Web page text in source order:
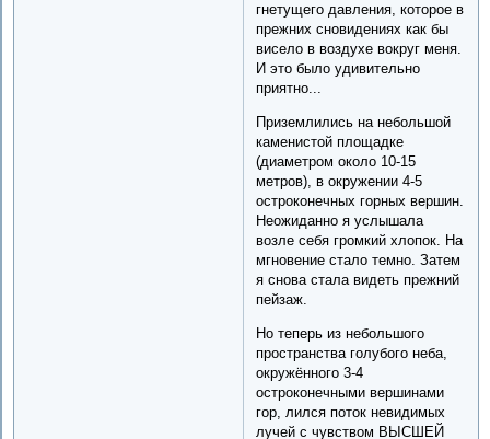
гнетущего давления, которое в
прежних сновидениях как бы
висело в воздухе вокруг меня.
И это было удивительно
приятно...
Приземлились на небольшой
каменистой площадке
(диаметром около 10-15
метров), в окружении 4-5
остроконечных горных вершин.
Неожиданно я услышала
возле себя громкий хлопок. На
мгновение стало темно. Затем
я снова стала видеть прежний
пейзаж.
Но теперь из небольшого
пространства голубого неба,
окружённого 3-4
остроконечными вершинами
гор, лился поток невидимых
лучей с чувством ВЫСШЕЙ